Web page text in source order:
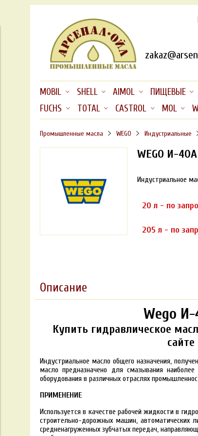
MOBIL SHELL AIMOL ПИЩЕВЫЕ
FUCHS
TOTAL CASTROL MOL
Промышленные масла WEGO Индустриальные
WEGO И-40А
Индустриальное
20 л - по
205 л - по
Описание
Wego
Купить гидравлическое
сайте
Индустриальное масло общего назначения,
масло предназначено для смазывания
оборудования в различных отраслях
ПРИМЕНЕНИЕ
Используется в качестве рабочей жидкости в
строительно-дорожных машин, автоматических
средненагруженных зубчатых передач,